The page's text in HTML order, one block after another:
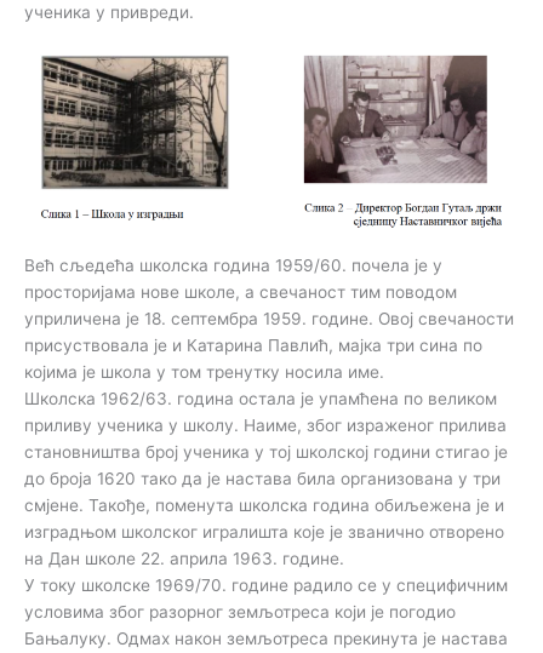
ученика у привреди.
Већ сљедећа школска година 1959/60. почела је у
просторијама нове школе, а свечаност тим поводом
уприличена је 18. септембра 1959. године. Овој свечаности
присуствовала је и Катарина Павлић, мајка три сина по
којима је школа у том тренутку носила име.
Школска 1962/63. година остала је упамћена по великом
приливу ученика у школу. Наиме, због израженог прилива
становништва број ученика у тој школској години стигао је
до броја 1620 тако да је настава била организована у три
смјене. Такође, поменута школска година обиљежена је и
изградњом школског игралишта које је званично отворено
на Дан школе 22. априла 1963. године.
У току школске 1969/70. године радило се у специфичним
условима због разорног земљотреса који је погодио
Бањалуку. Одмах након земљотреса прекинута је настава